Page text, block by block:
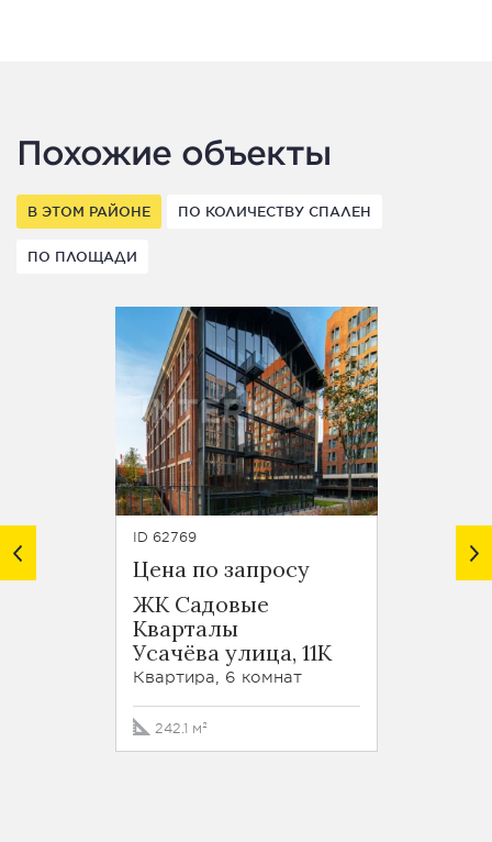
Похожие объекты
В ЭТОМ РАЙОНЕ ПО КОЛИЧЕСТВУ СПАЛЕН
ПО ПЛОЩАДИ
ID 62769
Цена по запросу
ЖК Садовые
Кварталы
Усачёва улица, 11К
Квартира, 6 комнат
242.1 м²